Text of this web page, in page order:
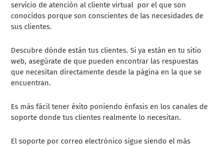
servicio de atención al cliente virtual por el que son
conocidos porque son conscientes de las necesidades de
sus clientes.
Descubre dónde están tus clientes. Si ya están en tu sitio
web, asegúrate de que pueden encontrar las respuestas
que necesitan directamente desde la página en la que se
encuentran.
Es más fácil tener éxito poniendo énfasis en los canales de
soporte donde tus clientes realmente lo necesitan.
El soporte por correo electrónico sigue siendo el más